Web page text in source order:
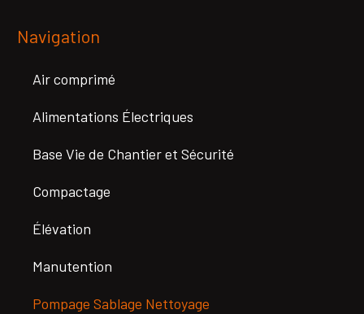
Navigation
Air comprimé
Alimentations Électriques
Base Vie de Chantier et Sécurité
Compactage
Élévation
Manutention
Pompage Sablage Nettoyage